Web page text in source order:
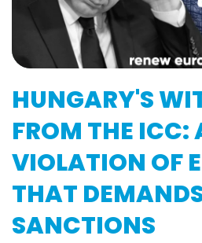
HUNGARY'S
FROM THE ICC:
VIOLATION OF
THAT
SANCTIONS